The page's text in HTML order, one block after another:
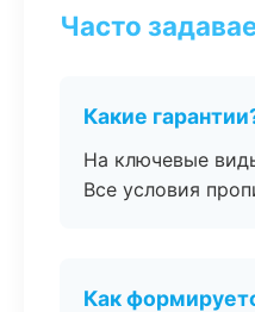
Часто
Какие
На ключевые
Все условия
Как